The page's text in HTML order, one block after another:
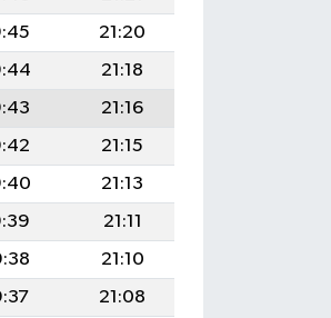
21:20
21:18
21:16
21:15
21:13
21:11
21:10
21:08